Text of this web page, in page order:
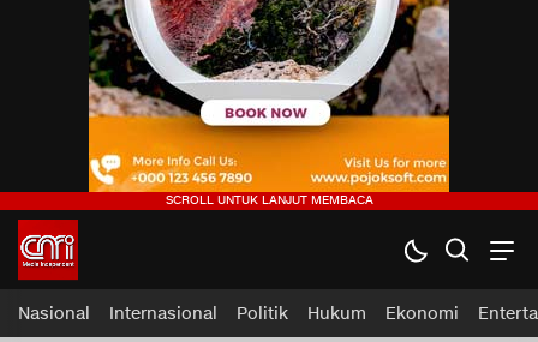
Nasional Internasional Politik Hukum Ekonomi